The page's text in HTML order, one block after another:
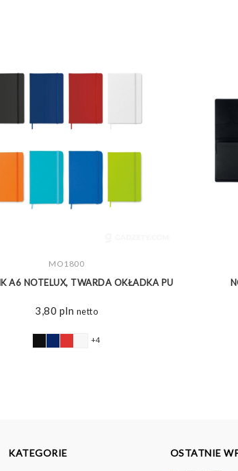
ZOBACZ WIĘCEJ
MO1800
A6 NOTELUX, TWARDA OKŁADKA PU
3,80 pln netto
+4
KATEGORIE OSTATNIE